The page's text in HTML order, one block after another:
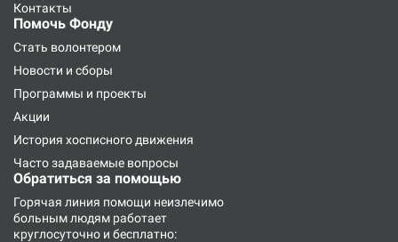
Контакты
Помочь Фонду
Стать волонтером
Новости и сборы
Программы и проекты
Акции
История хосписного движения
Часто задаваемые вопросы
Обратиться за помощью
Горячая линия помощи неизлечимо
больным людям работает
круглосуточно и бесплатно: